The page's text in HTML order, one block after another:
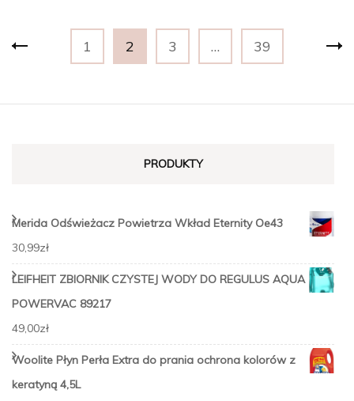
Stronicowanie
wpisów
Strona
1 Strona
2 Strona
3 … Strona
39
PRODUKTY
Merida Odświeżacz Powietrza Wkład Eternity Oe43
30,99zł
LEIFHEIT ZBIORNIK CZYSTEJ WODY DO REGULUS AQUA
POWERVAC 89217
49,00zł
Woolite Płyn Perła Extra do prania ochrona kolorów z
keratyną 4,5L